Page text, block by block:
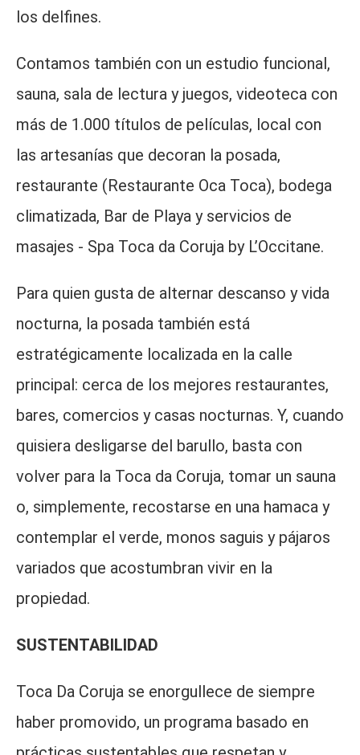
los delfines.
Contamos también con un estudio funcional,
sauna, sala de lectura y juegos, videoteca con
más de 1.000 títulos de películas, local con
las artesanías que decoran la posada,
restaurante (Restaurante Oca Toca), bodega
climatizada, Bar de Playa y servicios de
masajes - Spa Toca da Coruja by L’Occitane.
Para quien gusta de alternar descanso y vida
nocturna, la posada también está
estratégicamente localizada en la calle
principal: cerca de los mejores restaurantes,
bares, comercios y casas nocturnas. Y, cuando
quisiera desligarse del barullo, basta con
volver para la Toca da Coruja, tomar un sauna
o, simplemente, recostarse en una hamaca y
contemplar el verde, monos saguis y pájaros
variados que acostumbran vivir en la
propiedad.
SUSTENTABILIDAD
Toca Da Coruja se enorgullece de siempre
haber promovido, un programa basado en